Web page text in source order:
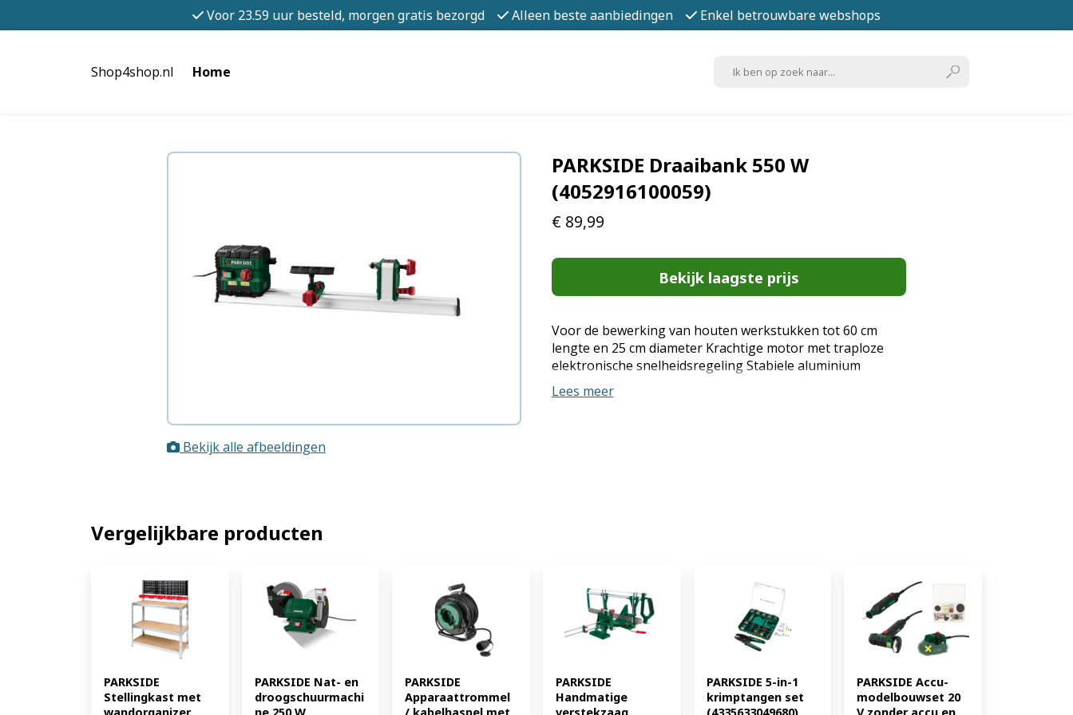
Voor 23.59 uur besteld, morgen gratis bezorgd Alleen beste aanbiedingen Enkel betrouwbare webshops
Shop4shop.nl Home
Bekijk alle afbeeldingen
PARKSIDE Draaibank 550 W
(4052916100059)
€ 89,99
Bekijk laagste prijs
Voor de bewerking van houten werkstukken tot 60 cm
lengte en 25 cm diameter Krachtige motor met traploze
elektronische snelheidsregeling Stabiele aluminium
geleideschijf - geschikt voor montage op de werkbank
Looppunt met snelspanhendel en meelopende
geleideschijf: 94,5 cm Max. werkstuklengte: 60 cm Max.
werkstukdiameter: 25 cm Snoerlengte: 3 m Gewicht: ca. 6,5
kg (EAN: 4052916100059)
Lees meer
Vergelijkbare producten
PARKSIDE
Stellingkast met
PARKSIDE Nat- en
droogschuurmachi
PARKSIDE
Apparaattrommel
PARKSIDE
Handmatige
PARKSIDE 5-in-1
krimptangen set
PARKSIDE Accu-
modelbouwset 20